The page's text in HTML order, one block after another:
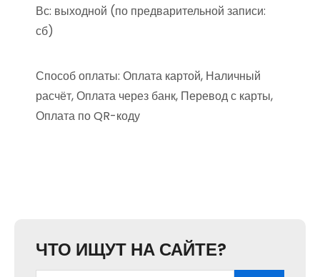
Вс: выходной (по предварительной записи:
сб)
Способ оплаты: Оплата картой, Наличный
расчёт, Оплата через банк, Перевод с карты,
Оплата по QR-коду
ЧТО ИЩУТ НА САЙТЕ?